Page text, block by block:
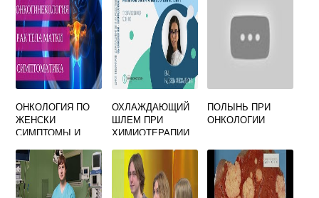
ОНКОЛОГИЯ ПО
ЖЕНСКИ
СИМПТОМЫ И
НОСТЬ
ОХЛАЖДАЮЩИЙ
ШЛЕМ ПРИ
ХИМИОТЕРАПИИ
ПОЛЫНЬ ПРИ
ОНКОЛОГИИ